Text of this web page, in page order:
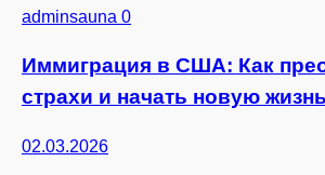
adminsauna 0
Иммиграция в США: Как
страхи и начать новую жизнь
02.03.2026